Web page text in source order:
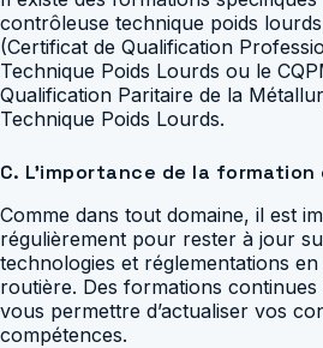
contrôleuse technique poids
(Certificat de Qualification
Technique Poids Lourds ou le
Qualification Paritaire de la
Technique Poids Lourds.
C. L’importance de la
Comme dans tout domaine, il est
régulièrement pour rester à jour
technologies et réglementations
routière. Des formations
vous permettre d’actualiser vos
compétences.